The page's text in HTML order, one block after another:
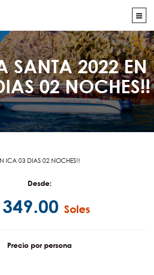
SANTA 2022 EN
02 NOCHES!!
ICA 03 DIAS 02 NOCHES!!
Desde:
349.00 Soles
Precio por persona